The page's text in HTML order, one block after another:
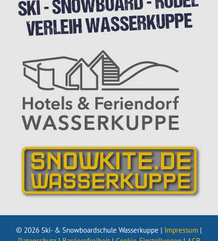
© 2026 Ski- & Snowboardschule Wasserkuppe | Impressum |